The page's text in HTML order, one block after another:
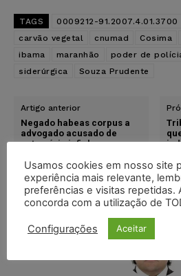
TAGS 0009212-91.2007.4.01.3700
carvão vegetal
cnumad Cosima
ibama
maranhão poder de
siderúrgica
Souza Prudente
Artigo anterior
Negado habeas corpus a
advogado acusado de
patrocínio infiel e
Usamos cookies em nosso site
experiência mais relevante,
preferências e visitas repetidas.
concorda com a utilização de
Configurações Aceitar